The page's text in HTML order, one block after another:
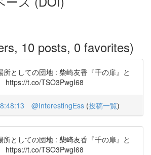
10 posts, 0 favorites)
としての団地 : 柴崎友香『千の扉』と
https://t.co/TSO3PwgI68
@InterestingEss (投稿一覧)
としての団地 : 柴崎友香『千の扉』と
https://t.co/TSO3PwgI68